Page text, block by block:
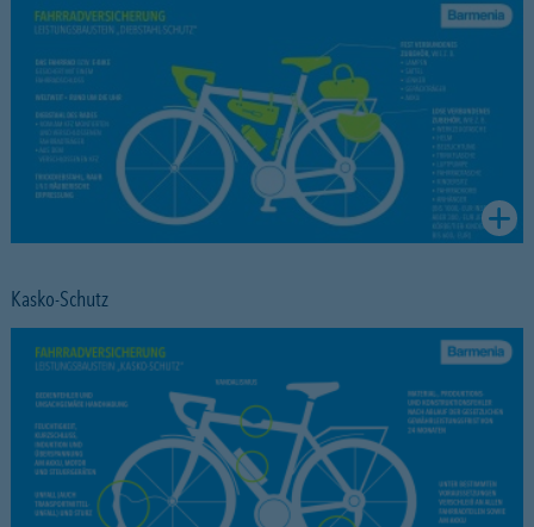
Kasko-Schutz